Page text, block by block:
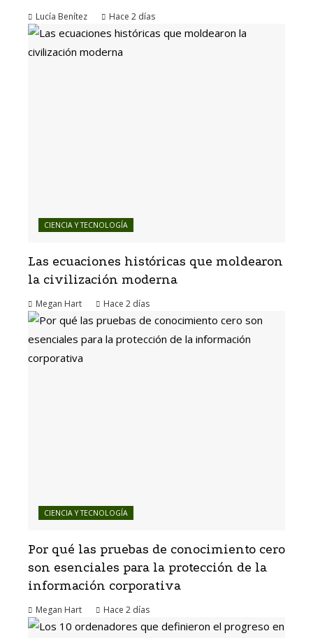
Lucía Benítez Hace 2 días
CIENCIA Y TECNOLOGÍA
Las ecuaciones históricas que moldearon
la civilización moderna
Megan Hart Hace 2 días
CIENCIA Y TECNOLOGÍA
Por qué las pruebas de conocimiento cero
son esenciales para la protección de la
información corporativa
Megan Hart Hace 2 días